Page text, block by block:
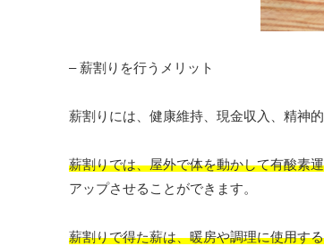
– 薪割りを行うメリット
薪割りには、健康維持、現金収入、精神
薪割りでは、屋外で体を動かして有酸素
アップさせることができます。
薪割りで得た薪は、暖房や調理に使用す